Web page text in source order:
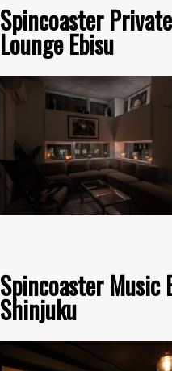
Spincoaster Private
Lounge Ebisu
Spincoaster Music
Shinjuku